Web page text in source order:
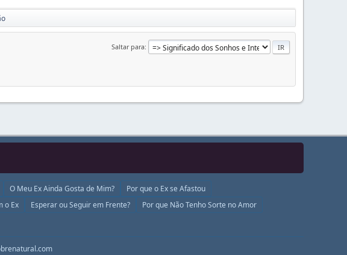
Saltar para
O Meu Ex Ainda Gosta de Mim?
Por que o Ex se Afastou
o Ex Esperar ou Seguir em Frente?
Por que Não Tenho Sorte no Amor